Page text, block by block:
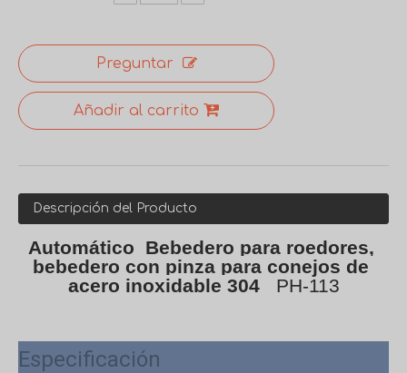
Preguntar
Añadir al carrito
Descripción del Producto
Automático  Bebedero para roedores,
bebedero con pinza para conejos de
acero inoxidable 304PH-113
Especificación